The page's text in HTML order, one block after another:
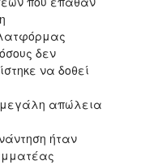
δεν
να δοθεί
μεγάλη απώλεια
ήταν